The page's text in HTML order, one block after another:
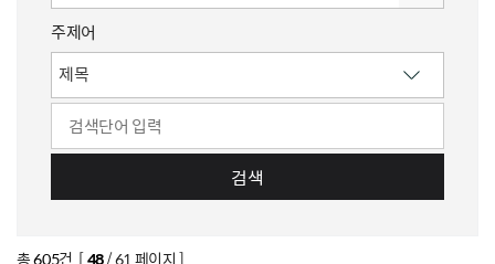
주제어
검색
총605건 [48/ 61 페이지 ]